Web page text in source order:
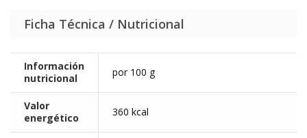
Ficha Técnica / Nutricional
Información
nutricional
por 100 g
Valor
energético
360 kcal